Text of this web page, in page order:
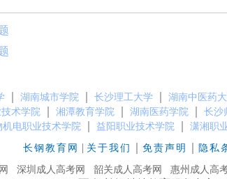
湖南城市学院 长沙理工大学 湖南中医药
术学院 湘潭教育学院 湖南医药学院 长沙
机电职业技术学院 益阳职业技术学院 潇湘职
长钢教育网 | 关于我们 免责声明 隐私
深圳成人高考网 韶关成人高考网 惠州成人高